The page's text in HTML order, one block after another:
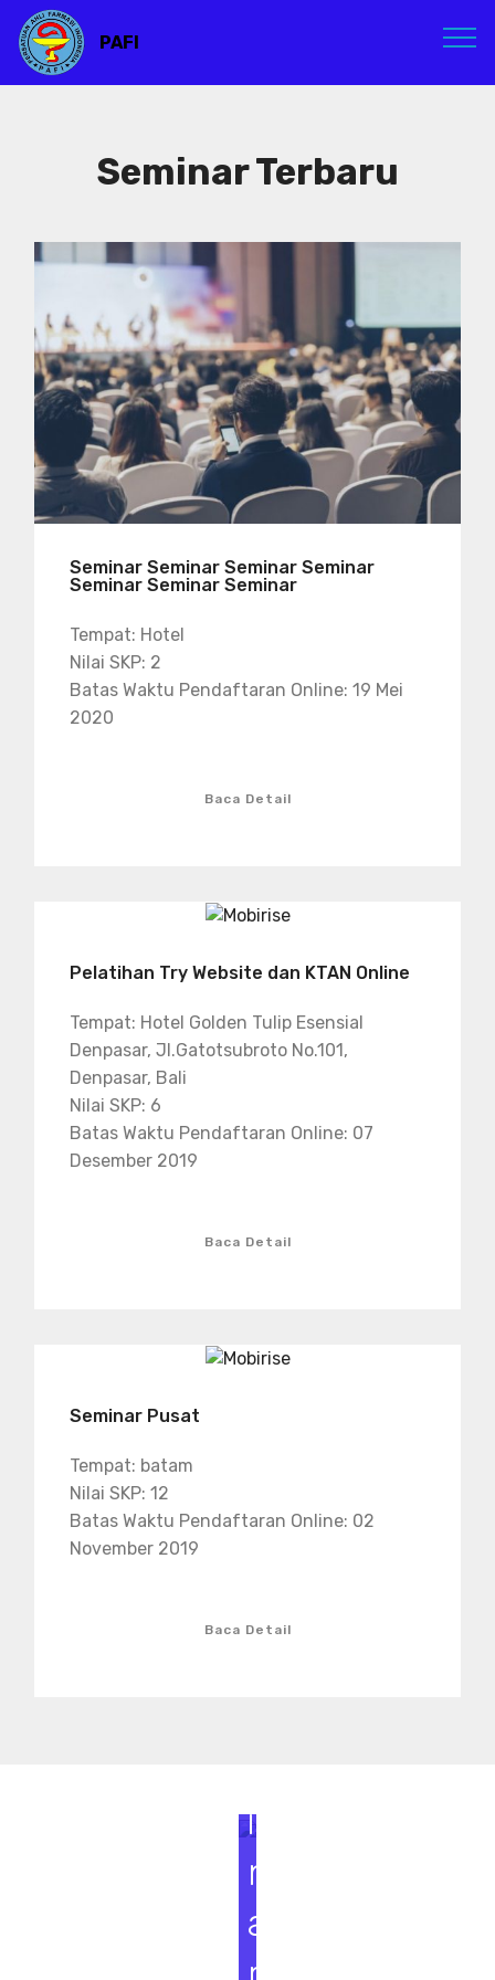
PAFI
Seminar Terbaru
Seminar Seminar Seminar Seminar
Seminar Seminar Seminar
Tempat: Hotel
Nilai SKP: 2
Batas Waktu Pendaftaran Online: 19 Mei
2020
Baca Detail
Pelatihan Try Website dan KTAN Online
Tempat: Hotel Golden Tulip Esensial
Denpasar, Jl.Gatotsubroto No.101,
Denpasar, Bali
Nilai SKP: 6
Batas Waktu Pendaftaran Online: 07
Desember 2019
Baca Detail
Seminar Pusat
Tempat: batam
Nilai SKP: 12
Batas Waktu Pendaftaran Online: 02
November 2019
Baca Detail
i
n
a